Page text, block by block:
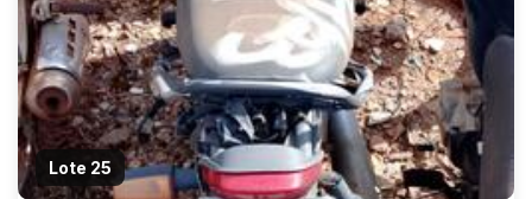
Lote 25